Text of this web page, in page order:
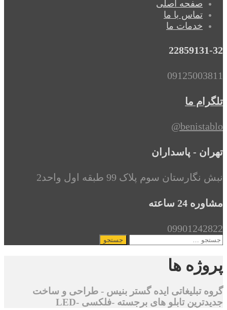
صفحه اصلی
تماس با ما
خدمات ما
22859131-32
09125003811
تلگرام ما
benistablo@
تهران - پاسداران
نبش نگارستان سوم پلاک 99 طبقه اول واحد2
مشاوره 24 ساعته
09901242822
جستجو
پروژه ها
گروه تبلیغاتی ایده گستر بنیس - طراحی و ساخت
جدیدترین تابلو های برجسته -فلکسی -LED